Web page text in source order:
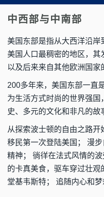
中西部与中南部
美国东部是指从大西洋沿岸
美国人口最稠密的地区，其
以及后来来自其他欧洲国家
200多年来，美国东部一直
为生活方式时尚的世界强
史、多元的文化和非凡的故
从探索波士顿的自由之路
移民第一次登陆美国； 漫
精神； 徜徉在法式风情的
的卡真美食，驱车穿过壮
堂基韦斯特； 追随内心和梦